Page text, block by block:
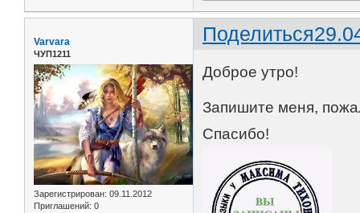
Поделиться
Varvara
ЧУП1211
Зарегистрирован: 09.11.2012
Приглашений: 0
Доброе утро!
Запишите меня,
Спасибо!